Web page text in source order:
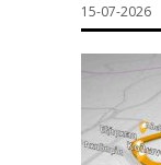
15-07-2026